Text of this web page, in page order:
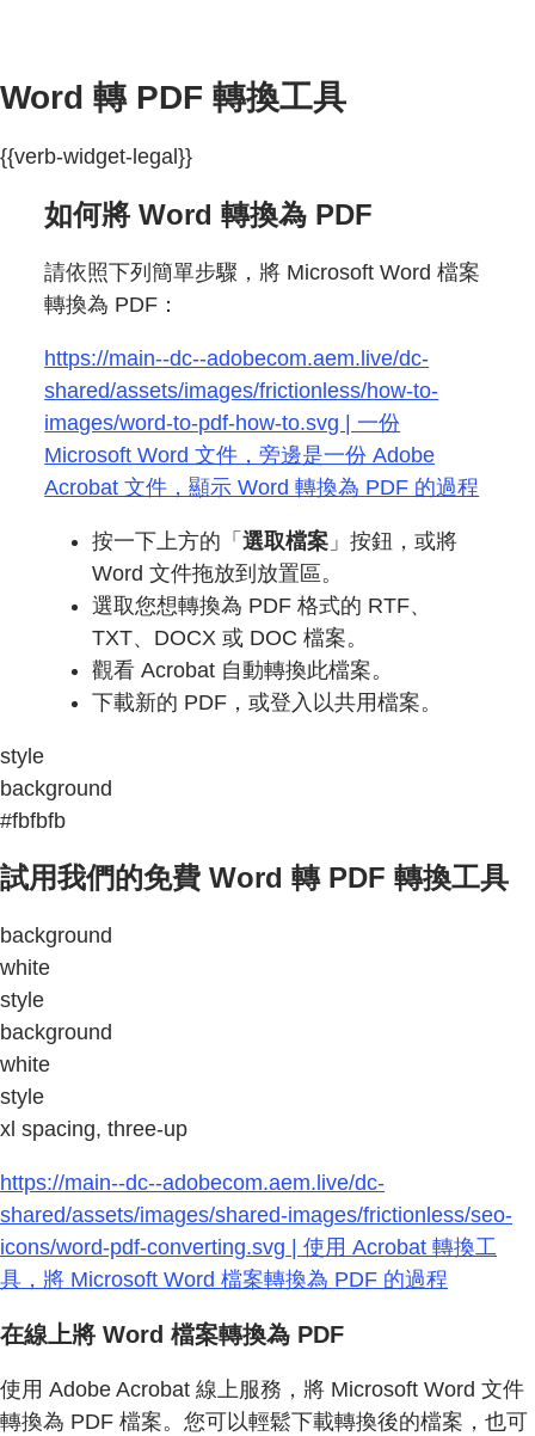
Word 轉 PDF 轉換工具
{{verb-widget-legal}}
如何將 Word 轉換為 PDF
請依照下列簡單步驟，將 Microsoft Word 檔案
轉換為 PDF：
https://main--dc--adobecom.aem.live/dc-
shared/assets/images/frictionless/how-to-
images/word-to-pdf-how-to.svg | 一份
Microsoft Word 文件，旁邊是一份 Adobe
Acrobat 文件，顯示 Word 轉換為 PDF 的過程
按一下上方的「選取檔案 」按鈕，或將
Word 文件拖放到放置區。
選取您想轉換為 PDF 格式的 RTF、
TXT、DOCX 或 DOC 檔案。
觀看 Acrobat 自動轉換此檔案。
下載新的 PDF，或登入以共用檔案。
style
background
#fbfbfb
試用我們的免費 Word 轉 PDF 轉換工具
background
white
style
background
white
style
xl spacing, three-up
https://main--dc--adobecom.aem.live/dc-
shared/assets/images/shared-images/frictionless/seo-
icons/word-pdf-converting.svg | 使用 Acrobat 轉換工
具，將 Microsoft Word 檔案轉換為 PDF 的過程
在線上將 Word 檔案轉換為 PDF
使用 Adobe Acrobat 線上服務，將 Microsoft Word 文件
轉換為 PDF 檔案。您可以輕鬆下載轉換後的檔案，也可